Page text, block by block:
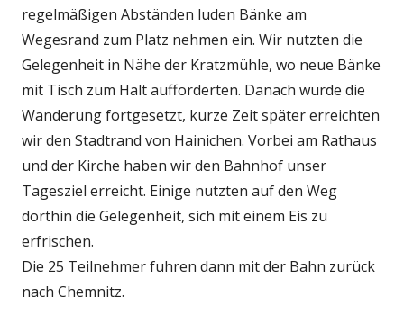
regelmäßigen Abständen luden Bänke am
Wegesrand zum Platz nehmen ein. Wir nutzten die
Gelegenheit in Nähe der Kratzmühle, wo neue Bänke
mit Tisch zum Halt aufforderten. Danach wurde die
Wanderung fortgesetzt, kurze Zeit später erreichten
wir den Stadtrand von Hainichen. Vorbei am Rathaus
und der Kirche haben wir den Bahnhof unser
Tagesziel erreicht. Einige nutzten auf den Weg
dorthin die Gelegenheit, sich mit einem Eis zu
erfrischen.
Die 25 Teilnehmer fuhren dann mit der Bahn zurück
nach Chemnitz.